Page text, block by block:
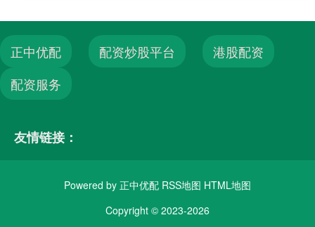
正中优配 配资炒股平台
港股配资
配资服务
友情链接：
Powered by 正中优配 RSS地图 HTML地图
Copyright © 2023-2026